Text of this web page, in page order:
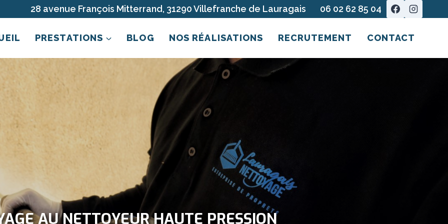
28 avenue François Mitterrand, 31290 Villefranche de Lauragais 06 02 62 85 04
PRESTATIONS BLOG NOS RÉALISATIONS RECRUTEMENT CONTACT
AU NETTOYEUR HAUTE PRESSION